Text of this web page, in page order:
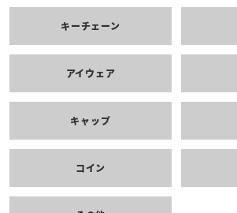
キーチェーン
アイウェア
キャップ
コイン